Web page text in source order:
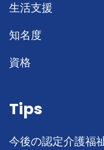
生活支援
知名度
資格
Tips
今後の認定介護福